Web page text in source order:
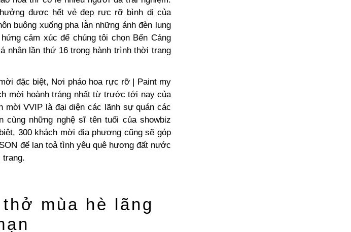
được hết vẻ đẹp rực rỡ bình dị của
buông xuống pha lẫn những ánh đèn lung
cảm xúc để chúng tôi chọn Bến Cảng
nhân lần thứ 16 trong hành trình thời trang
đặc biệt, Nơi pháo hoa rực rỡ | Paint my
mời hoành tráng nhất từ trước tới nay của
mời VVIP là đại diện các lãnh sự quán các
cùng những nghệ sĩ tên tuổi của showbiz
300 khách mời địa phương cũng sẽ góp
để lan toả tình yêu quê hương đất nước
trang.
mùa hè lãng